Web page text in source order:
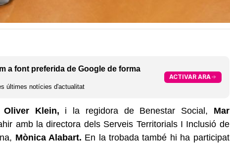
a font preferida de Google de forma
últimes notícies d'actualitat
ACTIVAR ARA
Oliver Klein, i la regidora de Benestar Social, Mar
amb la directora dels Serveis Territorials I Inclusió de
Mònica Alabart. En la trobada també hi ha participat